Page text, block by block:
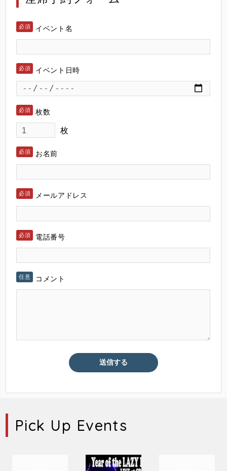
イベント名
イベント日時
枚数
枚
お名前
メールアドレス
電話番号
コメント
Pick Up Events